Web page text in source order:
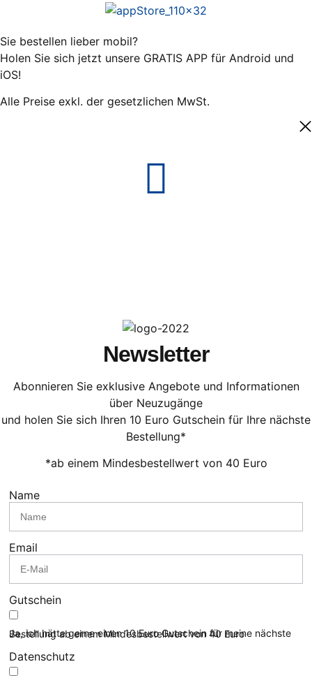
Sie bestellen lieber mobil?
Holen Sie sich jetzt unsere GRATIS APP für Android und
iOS!
Alle Preise exkl. der gesetzlichen MwSt.
Newsletter
Abonnieren Sie exklusive Angebote und Informationen
über Neuzugänge
und holen Sie sich Ihren 10 Euro Gutschein für Ihre nächste
Bestellung*
*ab einem Mindesbestellwert von 40 Euro
Name
Email
Gutschein
Ja, ich hätte gerne einen 10 Euro Gutschein für meine nächste Bestellung ab einem Mindesbestellwert von 40 Euro
Datenschutz